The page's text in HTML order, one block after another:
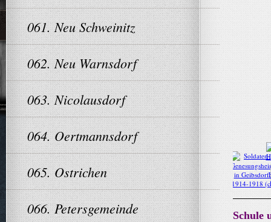
061. Neu Schweinitz
062. Neu Warnsdorf
063. Nicolausdorf
064. Oertmannsdorf
065. Ostrichen
066. Petersgemeinde
Schule